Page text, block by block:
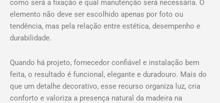
como será a fixação e qual manutenção será necessária. O
elemento não deve ser escolhido apenas por foto ou
tendência, mas pela relação entre estética, desempenho e
durabilidade.
Quando há projeto, fornecedor confiável e instalação bem
feita, o resultado é funcional, elegante e duradouro. Mais do
que um detalhe decorativo, esse recurso organiza luz, cria
conforto e valoriza a presença natural da madeira na